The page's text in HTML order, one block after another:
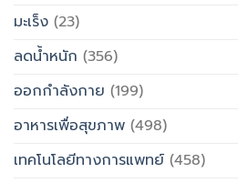
มะเร็ง (23)
ลดน้ำหนัก (356)
ออกกำลังกาย (199)
อาหารเพื่อสุขภาพ (498)
เทคโนโลยีทางการแพทย์ (458)